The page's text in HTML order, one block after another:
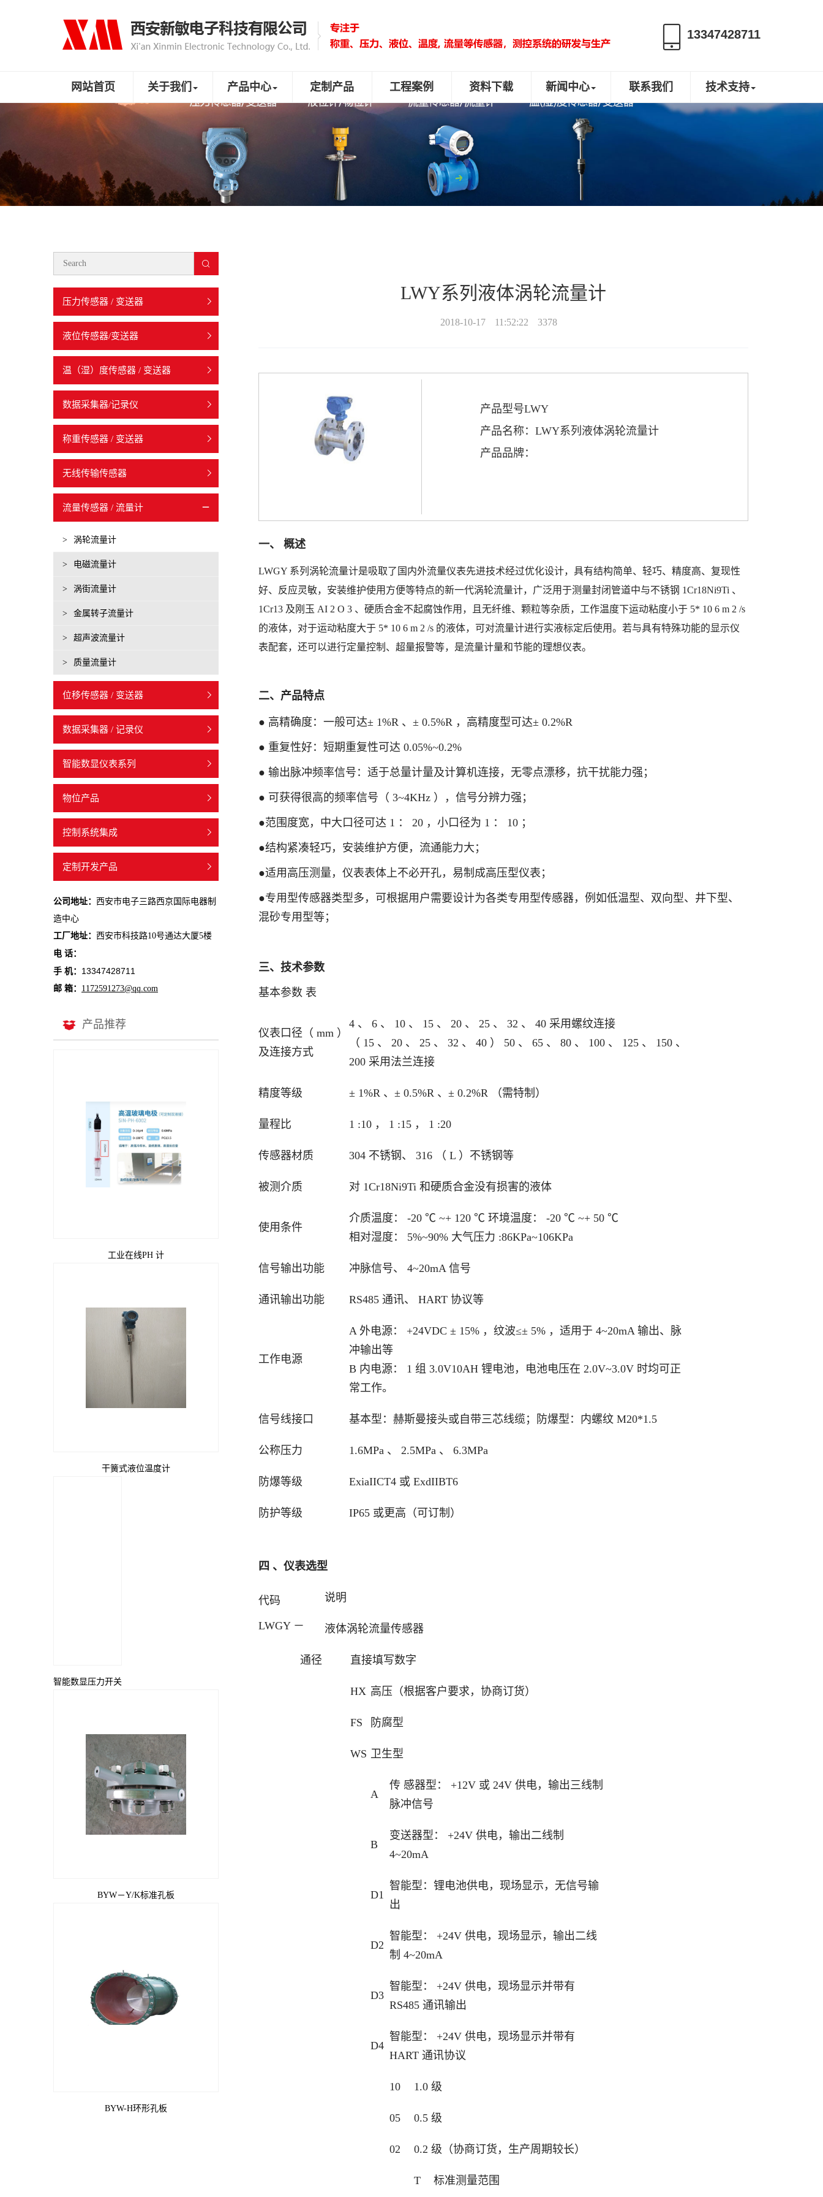
13347428711
网站首页 关于我们 产品中心 定制产品 工程案例 资料下载 新闻中心 联系我们 技术支持
压力传感器 / 变送器
液位传感器/变送器
温（湿）度传感器 / 变送器
数据采集器/记录仪
称重传感器 / 变送器
无线传输传感器
流量传感器 / 流量计
> 涡轮流量计
> 电磁流量计
> 涡街流量计
> 金属转子流量计
> 超声波流量计
> 质量流量计
位移传感器 / 变送器
数据采集器 / 记录仪
智能数显仪表系列
物位产品
控制系统集成
定制开发产品
公司地址： 西安市电子三路西京国际电器制
造中心
工厂地址： 西安市科技路10号通达大厦5楼
电 话：
手 机： 13347428711
邮 箱： 1172591273@qq.com
产品推荐
工业在线PH 计
干簧式液位温度计
智能数显压力开关
BYW－Y/K标准孔板
BYW-H环形孔板
LWY系列液体涡轮流量计
2018-10-17 11:52:22 3378
产品型号LWY
产品名称：LWY系列液体涡轮流量计
产品品牌：
一、 概述
LWGY 系列涡轮流量计是吸取了国内外流量仪表先进技术经过优化设计，具有结构简单、轻巧、精度高、复现性
好、反应灵敏，安装维护使用方便等特点的新一代涡轮流量计，广泛用于测量封闭管道中与不锈钢 1Cr18Ni9Ti 、
1Cr13 及刚玉 AI 2 O 3 、硬质合金不起腐蚀作用，且无纤维、颗粒等杂质，工作温度下运动粘度小于 5* 10 6 m 2 /s
的液体，对于运动粘度大于 5* 10 6 m 2 /s 的液体，可对流量计进行实液标定后使用。若与具有特殊功能的显示仪
表配套，还可以进行定量控制、超量报警等，是流量计量和节能的理想仪表。
二、产品特点
● 高精确度：一般可达± 1%R 、± 0.5%R ，高精度型可达± 0.2%R
● 重复性好：短期重复性可达 0.05%~0.2%
● 输出脉冲频率信号：适于总量计量及计算机连接，无零点漂移，抗干扰能力强；
● 可获得很高的频率信号（ 3~4KHz ），信号分辨力强；
●范围度宽，中大口径可达 1 ： 20 ，小口径为 1 ： 10 ；
●结构紧凑轻巧，安装维护方便，流通能力大；
●适用高压测量，仪表表体上不必开孔，易制成高压型仪表；
●专用型传感器类型多，可根据用户需要设计为各类专用型传感器，例如低温型、双向型、井下型、
混砂专用型等；
三、技术参数
基本参数 表
仪表口径（ mm ）
及连接方式
4 、 6 、 10 、 15 、 20 、 25 、 32 、 40 采用螺纹连接
（ 15 、 20 、 25 、 32 、 40 ） 50 、 65 、 80 、 100 、 125 、 150 、
200 采用法兰连接
精度等级 ± 1%R 、± 0.5%R 、± 0.2%R （需特制）
量程比 1 :10 ， 1 :15 ， 1 :20
传感器材质 304 不锈钢、 316 （ L ）不锈钢等
被测介质 对 1Cr18Ni9Ti 和硬质合金没有损害的液体
使用条件
介质温度： -20 ℃ ~+ 120 ℃ 环境温度： -20 ℃ ~+ 50 ℃
相对湿度： 5%~90% 大气压力 :86KPa~106KPa
信号输出功能 冲脉信号、 4~20mA 信号
通讯输出功能 RS485 通讯、 HART 协议等
工作电源
A 外电源： +24VDC ± 15% ，纹波≤± 5% ，适用于 4~20mA 输出、脉
冲输出等
B 内电源： 1 组 3.0V10AH 锂电池，电池电压在 2.0V~3.0V 时均可正
常工作。
信号线接口 基本型：赫斯曼接头或自带三芯线缆；防爆型：内螺纹 M20*1.5
公称压力 1.6MPa 、 2.5MPa 、 6.3MPa
防爆等级 ExiaIICT4 或 ExdIIBT6
防护等级 IP65 或更高（可订制）
四 、仪表选型
代码
LWGY －
说明
液体涡轮流量传感器
通径 直接填写数字
HX 高压（根据客户要求，协商订货）
FS 防腐型
WS 卫生型
A
传 感器型： +12V 或 24V 供电，输出三线制
脉冲信号
B
变送器型： +24V 供电，输出二线制
4~20mA
D1
智能型：锂电池供电，现场显示，无信号输
出
D2
智能型： +24V 供电，现场显示，输出二线
制 4~20mA
D3
智能型： +24V 供电，现场显示并带有
RS485 通讯输出
D4
智能型： +24V 供电，现场显示并带有
HART 通讯协议
10 1.0 级
05 0.5 级
02 0.2 级（协商订货，生产周期较长）
T 标准测量范围